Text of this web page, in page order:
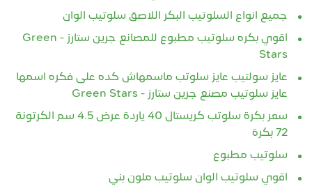
جميع انواع السلوتيب البكر اللاصق سلوتيب الوان
اقوي بكره سلوتيب مطبوع للمصانع جرين ستارز - Green
Stars
عايز سولتيب عايز سلوتب ماسمهاش كده على فكره اسمها
عايز سلوتيب مصنع جرين ستارز - Green Stars
سعر بكرة سلوتب كريستال 40 ياردة عرض 4.5 سم الكرتونة
72 بكرة
سلوتيب مطبوع
اقوي سلوتيب الوان سلوتيب ملون بني